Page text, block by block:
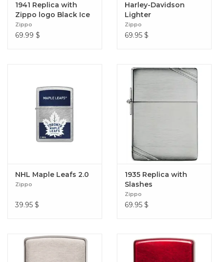
1941 Replica with
Zippo logo Black Ice
Zippo
69.99 $
Harley-Davidson
Lighter
Zippo
69.95 $
NHL Maple Leafs 2.0
Zippo
39.95 $
1935 Replica with
Slashes
Zippo
69.95 $